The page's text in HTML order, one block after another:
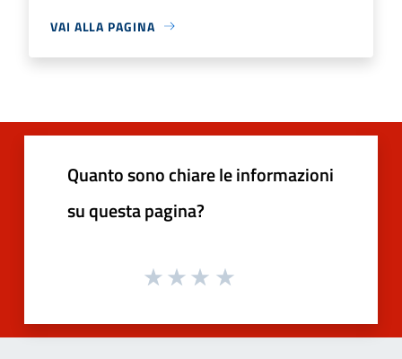
VAI ALLA PAGINA
Quanto sono chiare le informazioni
su questa pagina?